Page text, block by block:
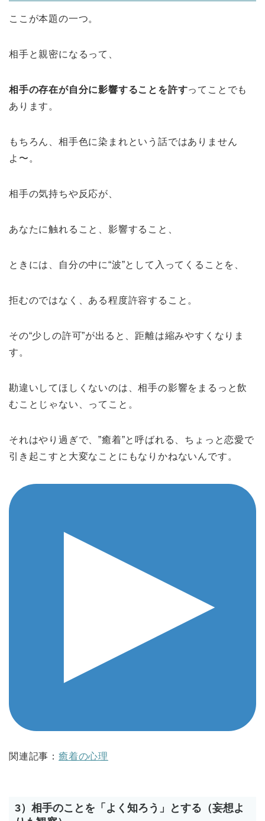
ここが本題の一つ。
相手と親密になるって、
相手の存在が自分に影響することを許すってことでも
あります。
もちろん、相手色に染まれという話ではありません
よ〜。
相手の気持ちや反応が、
あなたに触れること、影響すること、
ときには、自分の中に“波”として入ってくることを、
拒むのではなく、ある程度許容すること。
その“少しの許可”が出ると、距離は縮みやすくなりま
す。
勘違いしてほしくないのは、相手の影響をまるっと飲
むことじゃない、ってこと。
それはやり過ぎで、”癒着”と呼ばれる、ちょっと恋愛で
引き起こすと大変なことにもなりかねないんです。
関連記事： 癒着の心理
3）相手のことを「よく知ろう」とする（妄想よ